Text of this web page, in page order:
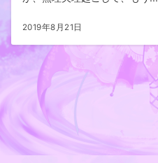
2019年8月21日